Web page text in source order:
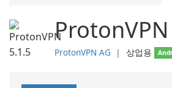
ProtonVPN AG ❘ 상업용